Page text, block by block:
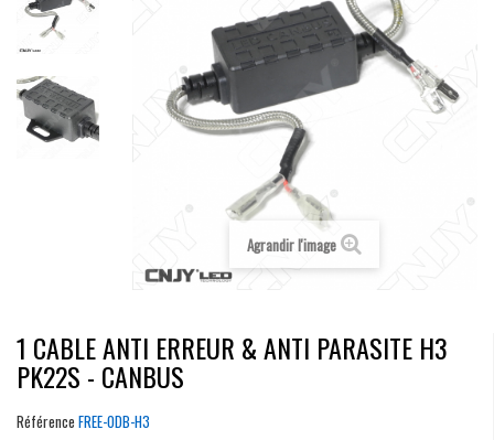
Agrandir l'image
1 CABLE ANTI ERREUR & ANTI PARASITE H3
PK22S - CANBUS
Référence FREE-ODB-H3